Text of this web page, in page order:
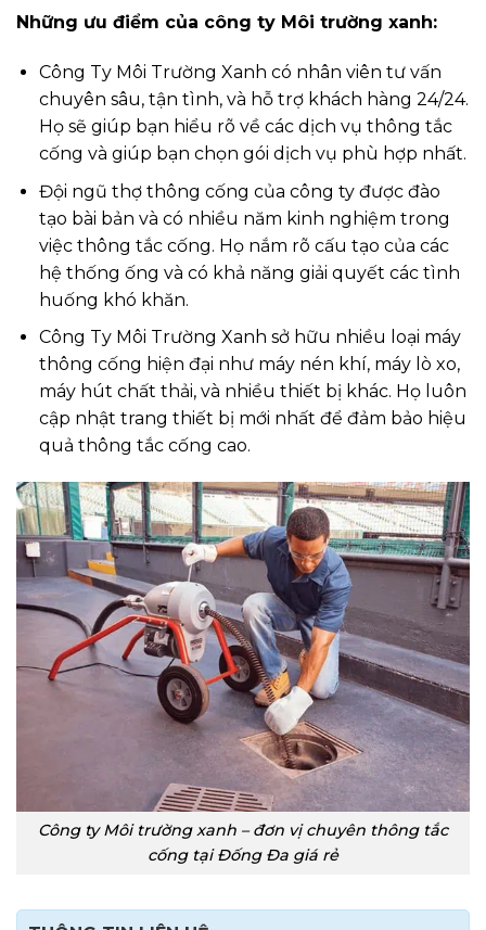
Những ưu điểm của công ty Môi trường xanh:
Công Ty Môi Trường Xanh có nhân viên tư vấn
chuyên sâu, tận tình, và hỗ trợ khách hàng 24/24.
Họ sẽ giúp bạn hiểu rõ về các dịch vụ thông tắc
cống và giúp bạn chọn gói dịch vụ phù hợp nhất.
Đội ngũ thợ thông cống của công ty được đào
tạo bài bản và có nhiều năm kinh nghiệm trong
việc thông tắc cống. Họ nắm rõ cấu tạo của các
hệ thống ống và có khả năng giải quyết các tình
huống khó khăn.
Công Ty Môi Trường Xanh sở hữu nhiều loại máy
thông cống hiện đại như máy nén khí, máy lò xo,
máy hút chất thải, và nhiều thiết bị khác. Họ luôn
cập nhật trang thiết bị mới nhất để đảm bảo hiệu
quả thông tắc cống cao.
Công ty Môi trường xanh – đơn vị chuyên thông tắc
cống tại Đống Đa giá rẻ